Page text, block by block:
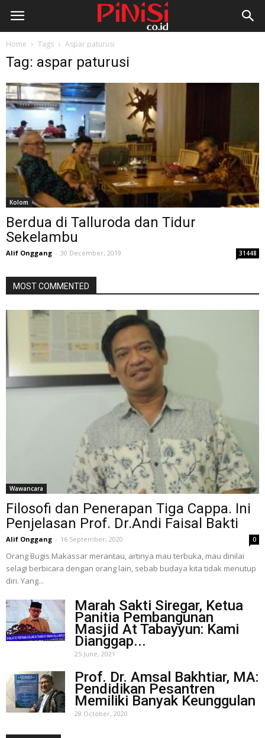
Home Tags Aspar paturusi
Tag: aspar paturusi
Kolom
Berdua di Talluroda dan Tidur
Sekelambu
Alif Onggang - 30 December, 2019 31448
MOST COMMENTED
Wawancara
Filosofi dan Penerapan Tiga Cappa. Ini
Penjelasan Prof. Dr.Andi Faisal Bakti
Alif Onggang - 16 September, 2020 0
Orang Bugis Makassar merantau, artinya mau terbuka, mau dinilai
selagi berbicara dengan orang lain, sebab budaya kita tidak menutup
diri. Yang...
Marah Sakti Siregar, Ketua
Panitia Pembangunan
Masjid At Tabayyun: Kami
Dianggap...
25 June, 2021
Prof. Dr. Amsal Bakhtiar, MA:
Pendidikan Pesantren
Memiliki Banyak Keunggulan
28 October, 2020